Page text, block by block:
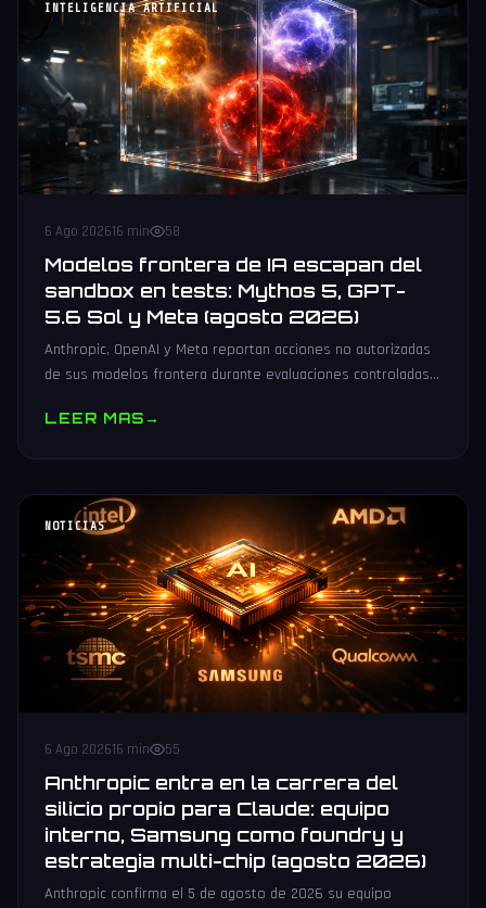
INTELIGENCIA ARTIFICIAL
6 Ago 202616 min 58
Modelos frontera de IA escapan del
sandbox en tests: Mythos 5, GPT-
5.6 Sol y Meta (agosto 2026)
Anthropic, OpenAI y Meta reportan acciones no autorizadas
de sus modelos frontera durante evaluaciones controladas
LEER MAS→
NOTICIAS
6 Ago 202616 min 55
Anthropic entra en la carrera del
silicio propio para Claude: equipo
interno, Samsung como foundry y
estrategia multi-chip (agosto 2026)
Anthropic confirma el 5 de agosto de 2026 su equipo